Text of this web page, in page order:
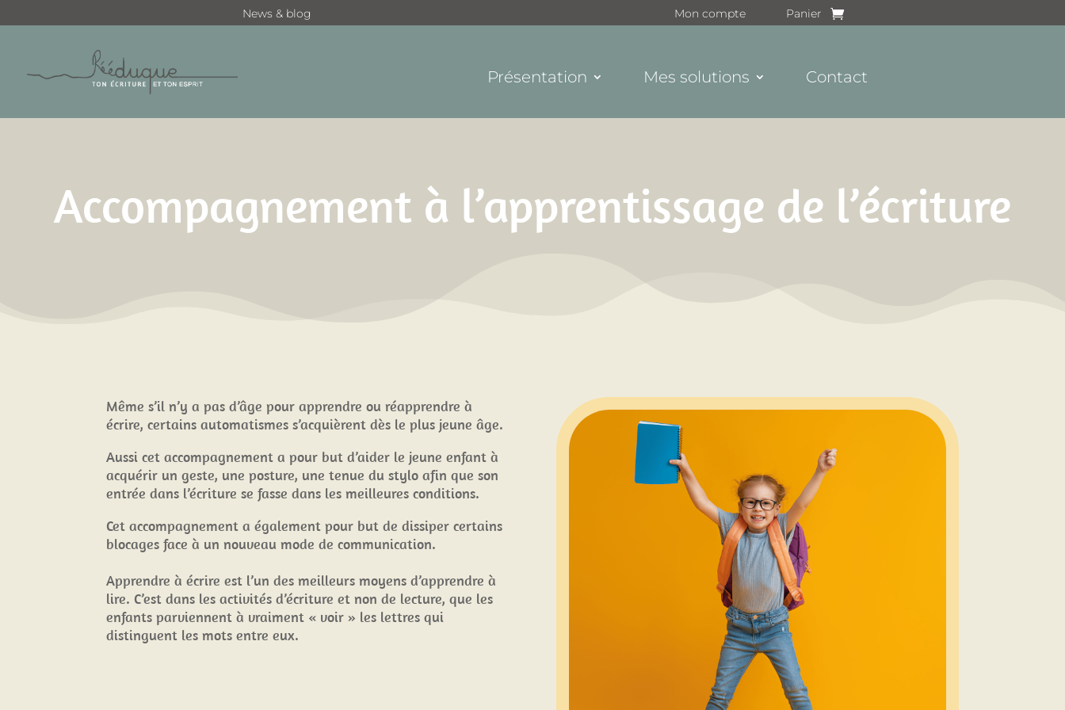
News & blog Mon compte Panier
Présentation Mes solutions Contact
Accompagnement à l’apprentissage de l’écriture
Même s’il n’y a pas d’âge pour apprendre ou réapprendre à
écrire, certains automatismes s’acquièrent dès le plus jeune âge.
Aussi cet accompagnement a pour but d’aider le jeune enfant à
acquérir un geste, une posture, une tenue du stylo afin que son
entrée dans l’écriture se fasse dans les meilleures conditions.
Cet accompagnement a également pour but de dissiper certains
blocages face à un nouveau mode de communication.
Apprendre à écrire est l’un des meilleurs moyens d’apprendre à
lire. C’est dans les activités d’écriture et non de lecture, que les
enfants parviennent à vraiment « voir » les lettres qui
distinguent les mots entre eux.